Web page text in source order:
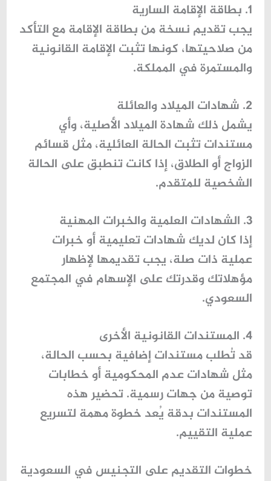
1. بطاقة الإقامة السارية
يجب تقديم نسخة من بطاقة الإقامة مع التأكد
من صلاحيتها، كونها تثبت الإقامة القانونية
والمستمرة في المملكة.
2. شهادات الميلاد والعائلة
يشمل ذلك شهادة الميلاد الأصلية، وأي
مستندات تثبت الحالة العائلية، مثل قسائم
الزواج أو الطلاق، إذا كانت تنطبق على الحالة
الشخصية للمتقدم.
3. الشهادات العلمية والخبرات المهنية
إذا كان لديك شهادات تعليمية أو خبرات
عملية ذات صلة، يجب تقديمها لإظهار
مؤهلاتك وقدرتك على الإسهام في المجتمع
السعودي.
4. المستندات القانونية الأخرى
قد تُطلب مستندات إضافية بحسب الحالة،
مثل شهادات عدم المحكومية أو خطابات
توصية من جهات رسمية. تحضير هذه
المستندات بدقة يُعد خطوة مهمة لتسريع
عملية التقييم.
خطوات التقديم على التجنيس في السعودية